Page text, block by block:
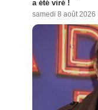
a été viré !
samedi 8 août 2026